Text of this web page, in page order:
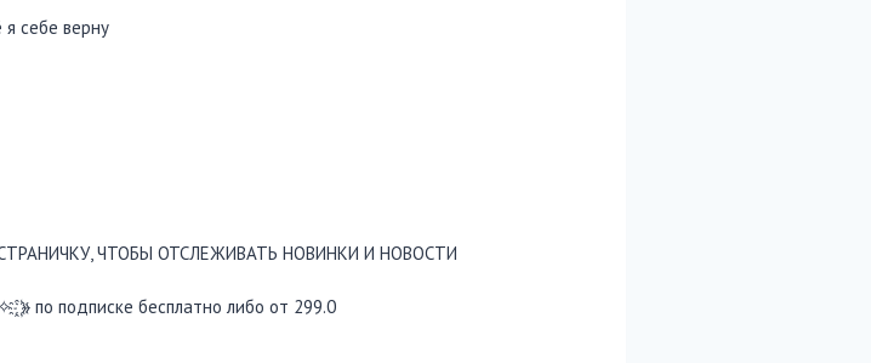
себе верну
ЧТОБЫ ОТСЛЕЖИВАТЬ НОВИНКИ И НОВОСТИ
҉» по подписке бесплатно либо от 299.0